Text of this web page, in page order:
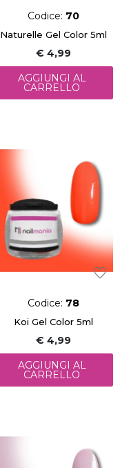
Codice: 70
Naturelle Gel Color 5ml
€ 4,99
AGGIUNGI AL
CARRELLO
Codice: 78
Koi Gel Color 5ml
€ 4,99
AGGIUNGI AL
CARRELLO